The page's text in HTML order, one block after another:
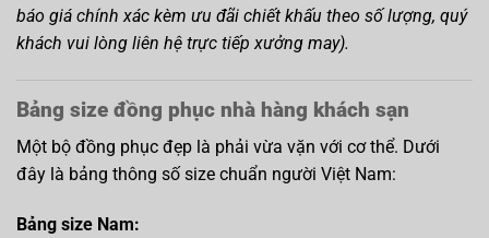
báo giá chính xác kèm ưu đãi chiết khấu theo số lượng, quý
khách vui lòng liên hệ trực tiếp xưởng may).
Bảng size đồng phục nhà hàng khách sạn
Một bộ đồng phục đẹp là phải vừa vặn với cơ thể. Dưới
đây là bảng thông số size chuẩn người Việt Nam:
Bảng size Nam: